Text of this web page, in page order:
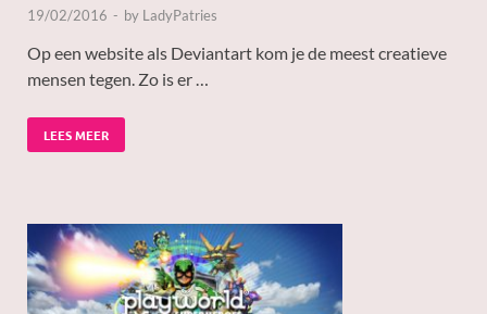
19/02/2016 - by LadyPatries
Op een website als Deviantart kom je de meest creatieve
mensen tegen. Zo is er …
LEES MEER